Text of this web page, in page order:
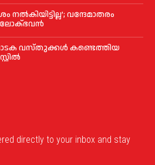
വന്ദേമാതരം
ലോക്ഭവൻ
വസ്തുക്കള്‍ കണ്ടെത്തിയ
directly to your inbox and stay